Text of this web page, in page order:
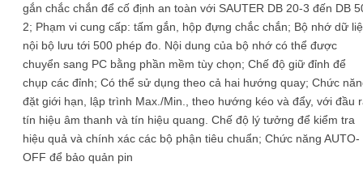
gắn chắc chắn để cố định an toàn với SAUTER DB 20-3 đến DB
2; Phạm vi cung cấp: tấm gắn, hộp đựng chắc chắn; Bộ nhớ dữ
nội bộ lưu tới 500 phép đo. Nội dung của bộ nhớ có thể được
chuyển sang PC bằng phần mềm tùy chọn; Chế độ giữ đỉnh để
chụp các đỉnh; Có thể sử dụng theo cả hai hướng quay; Chức
đặt giới hạn, lập trình Max./Min., theo hướng kéo và đẩy, với đầu
tín hiệu âm thanh và tín hiệu quang. Chế độ lý tưởng để kiểm tra
hiệu quả và chính xác các bộ phận tiêu chuẩn; Chức năng AUTO-
OFF để bảo quản pin